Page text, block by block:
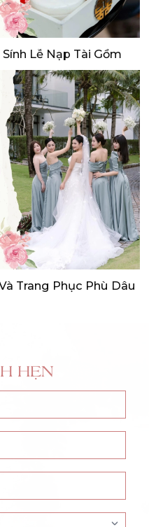
Lễ Nạp Tài Gồm
Trang Phục Phù Dâu
HẸN